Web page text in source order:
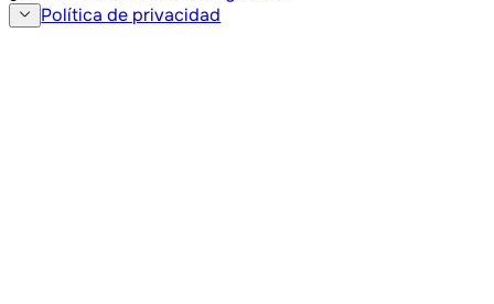
Política de privacidad